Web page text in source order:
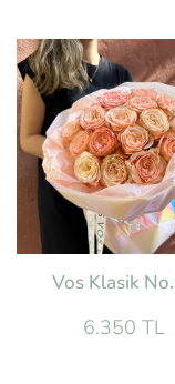
Vos Klasik
6.350 TL